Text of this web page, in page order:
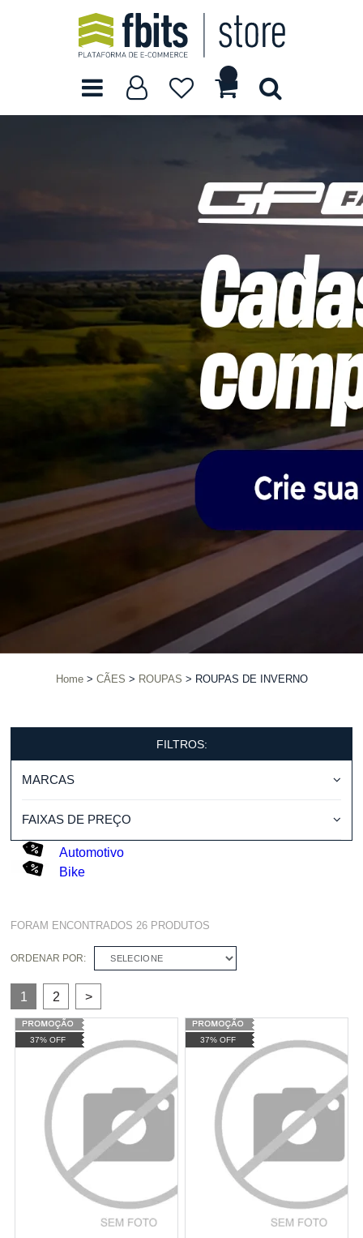
Home CÃES ROUPAS ROUPAS DE INVERNO
FILTROS:
MARCAS
FAIXAS DE PREÇO
Automotivo
Bike
FORAM ENCONTRADOS26 PRODUTOS
ORDENAR POR: SELECIONE
1 2 >
37% OFF 37% OFF